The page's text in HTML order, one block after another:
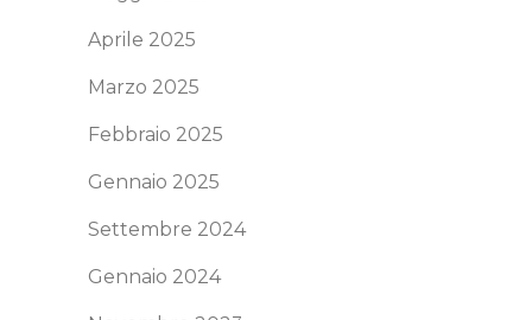
Aprile 2025
Marzo 2025
Febbraio 2025
Gennaio 2025
Settembre 2024
Gennaio 2024